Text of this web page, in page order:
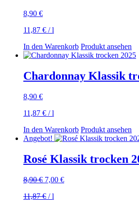
8,90 €
11,87 € /l
In den Warenkorb Produkt ansehen
Chardonnay Klassik
8,90 €
11,87 € /l
In den Warenkorb Produkt ansehen
Angebot!
Rosé Klassik trocken
8,90€ Ursprünglicher
war:
7,00 €Aktueller
11,87€ /l